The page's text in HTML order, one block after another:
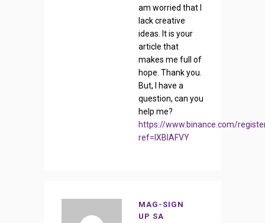
am worried that I
lack creative
ideas. It is your
article that
makes me full of
hope. Thank you.
But, I have a
question, can you
help me?
https://www.binance.com/
ref=IXBIAFVY
MAG-SIGN
UP SA